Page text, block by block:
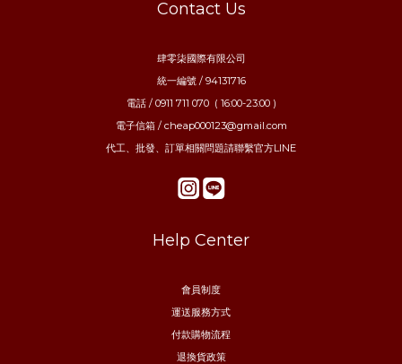
Contact Us
肆零柒國際有限公司
統一編號 / 94131716
電話 / 0911 711 070 ( 16:00-23:00 )
電子信箱 / cheap000123@gmail.com
代工、批發、訂單相關問題請聯繫官方LINE
Help Center
會員制度
運送服務方式
付款購物流程
退換貨政策